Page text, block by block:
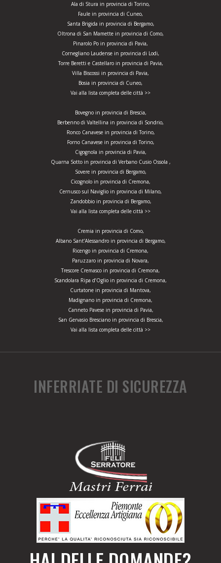
Ala di Stura in provincia di Torino,
Faule in provincia di Cuneo,
Santa Brigida in provincia di Bergamo,
Oltrona di San Mamette in provincia di Como,
Pinarolo Po in provincia di Pavia,
Cornegliano Laudense in provincia di Lodi,
Torre Beretti e Castellaro in provincia di Pavia,
Villa Biscossi in provincia di Pavia,
Bosia in provincia di Cuneo,
Vai alla lista completa delle città >>
Bovegno in provincia di Brescia,
Berbenno di Valtellina in provincia di Sondrio,
Ronco Canavese in provincia di Torino,
Forno Canavese in provincia di Torino,
Cigognola in provincia di Pavia,
Quarna Sotto in provincia di Verbano Cusio Ossola ,
Sovere in provincia di Bergamo,
Cicognolo in provincia di Cremona,
Cernusco sul Naviglio in provincia di Milano,
Zandobbio in provincia di Bergamo,
Vai alla lista completa delle città >>
Cremia in provincia di Como,
Albano Sant’Alessandro in provincia di Bergamo,
Ricengo in provincia di Cremona,
Paruzzaro in provincia di Novara,
Trescore Cremasco in provincia di Cremona,
Scandolara Ripa d’Oglio in provincia di Cremona,
Curtatone in provincia di Mantova,
Madignano in provincia di Cremona,
Canneto Pavese in provincia di Pavia,
San Gervasio Bresciano in provincia di Brescia,
Vai alla lista completa delle città >>
INFERRIATE DI SICUREZZA